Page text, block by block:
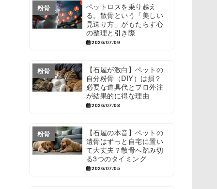
粉骨
ペットロスを乗り越え
る。散骨という「美しい
見送り方」がもたらす心
の整理と引き際
2026/07/09
粉骨
【石屋が激白】ペットの
自分粉骨（DIY）は損？
必要な道具代とプロ外注
が結果的に得な理由
2026/07/08
粉骨
【石屋の本音】ペットの
遺骨はずっと自宅に置い
て大丈夫？散骨へ踏み切
る3つのタイミング
2026/07/05